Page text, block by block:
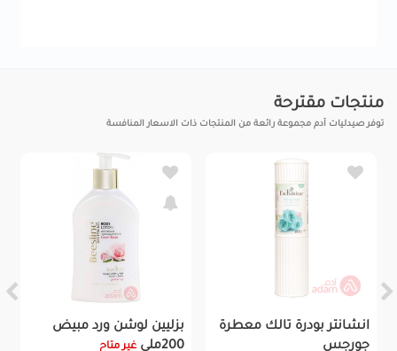
منتجات مقترحة
توفر صيدليات آدم مجموعة رائعة من المنتجات ذات الاسعار المنافسة
انشانتر بودرة تالك معطرة
جورجس
بزليين لوشن ورد مبيض
200ملى
غير متاح